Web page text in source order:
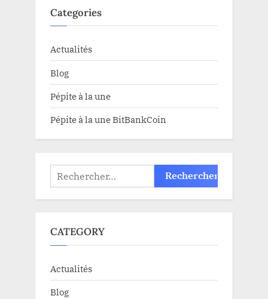
Categories
Actualités
Blog
Pépite à la une
Pépite à la une BitBankCoin
Rechercher :
CATEGORY
Actualités
Blog